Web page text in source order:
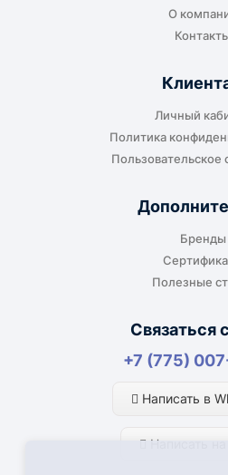
О
Личный
Политика
Пользовательское
Бренды
Полезные
Связаться
+7 (775)
Написать в
Написать